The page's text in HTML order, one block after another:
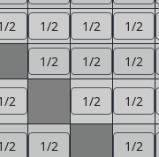
2 1/2 1/2 1/2
1/2 1/2 1/2
2 1/2 1/2
2 1/2 1/2